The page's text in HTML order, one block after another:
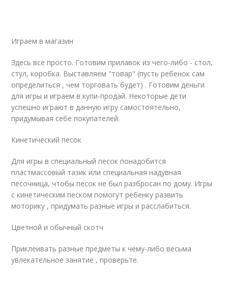
Играем в магазин
Здесь все просто. Готовим прилавок из чего-либо - стол,
стул, коробка. Выставляем "товар" (пусть ребенок сам
определиться , чем торговать будет) . Готовим деньги
для игры и играем в купи-продай. Некоторые дети
успешно играют в данную игру самостоятельно,
придумывая себе покупателей.
Кинетический песок
Для игры в специальный песок понадобится
пластмассовый тазик или специальная надувная
песочница, чтобы песок не был разбросан по дому. Игры
с кинетическим песком помогут ребенку развить
моторику , придумать разные игры и расслабиться.
Цветной и обычный скотч
Приклеивать разные предметы к чему-либо весьма
увлекательное занятие , проверьте.